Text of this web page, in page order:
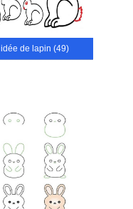
idée de lapin (49)